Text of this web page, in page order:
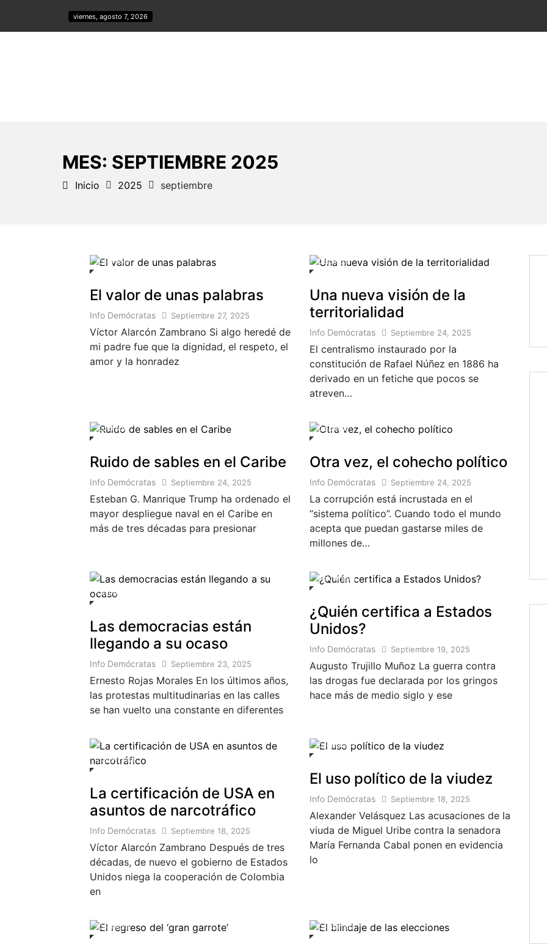
viernes, agosto 7, 2026
MES: SEPTIEMBRE 2025
Inicio 2025 septiembre
Colombia
El valor de unas palabras
Info Demócratas Septiembre 27, 2025
Víctor Alarcón Zambrano Si algo heredé de
mi padre fue que la dignidad, el respeto, el
amor y la honradez
Colombia
Una nueva visión de la
territorialidad
Info Demócratas Septiembre 24, 2025
El centralismo instaurado por la
constitución de Rafael Núñez en 1886 ha
derivado en un fetiche que pocos se
atreven…
Colombia
Ruido de sables en el Caribe
Info Demócratas Septiembre 24, 2025
Esteban G. Manrique Trump ha ordenado el
mayor despliegue naval en el Caribe en
más de tres décadas para presionar
Colombia
Otra vez, el cohecho político
Info Demócratas Septiembre 24, 2025
La corrupción está incrustada en el
“sistema político”. Cuando todo el mundo
acepta que puedan gastarse miles de
millones de…
Columnista
Las democracias están
llegando a su ocaso
Info Demócratas Septiembre 23, 2025
Ernesto Rojas Morales En los últimos años,
las protestas multitudinarias en las calles
se han vuelto una constante en diferentes
Columnista
¿Quién certifica a Estados
Unidos?
Info Demócratas Septiembre 19, 2025
Augusto Trujillo Muñoz La guerra contra
las drogas fue declarada por los gringos
hace más de medio siglo y ese
Columnista
La certificación de USA en
asuntos de narcotráfico
Info Demócratas Septiembre 18, 2025
Víctor Alarcón Zambrano Después de tres
décadas, de nuevo el gobierno de Estados
Unidos niega la cooperación de Colombia
en
Columnista
El uso político de la viudez
Info Demócratas Septiembre 18, 2025
Alexander Velásquez Las acusaciones de la
viuda de Miguel Uribe contra la senadora
María Fernanda Cabal ponen en evidencia
lo
Colombia Columnista